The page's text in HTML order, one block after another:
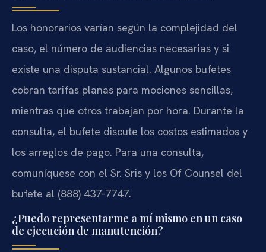
Los honorarios varían según la complejidad del
caso, el número de audiencias necesarias y si
existe una disputa sustancial. Algunos bufetes
cobran tarifas planas para mociones sencillas,
mientras que otros trabajan por hora. Durante la
consulta, el bufete discute los costos estimados y
los arreglos de pago. Para una consulta,
comuníquese con el Sr. Sris y los Of Counsel del
bufete al (888) 437-7747.
¿Puedo representarme a mí mismo en un caso
de ejecución de manutención?